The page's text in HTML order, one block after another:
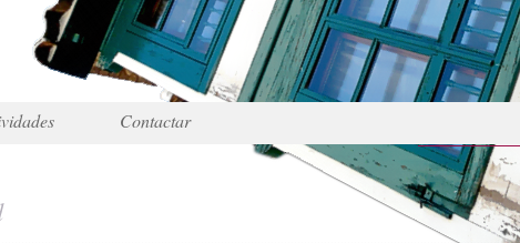
Contactar